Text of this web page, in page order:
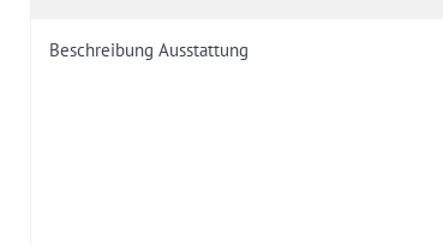
Beschreibung Ausstattung